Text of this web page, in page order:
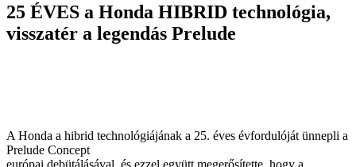
25 ÉVES a Honda HIBRID technológia,
visszatér a legendás Prelude
A Honda a hibrid technológiájának a 25. éves évfordulóját ünnepli a
Prelude Concept
európai debütálásával, és ezzel együtt megerősítette, hogy a